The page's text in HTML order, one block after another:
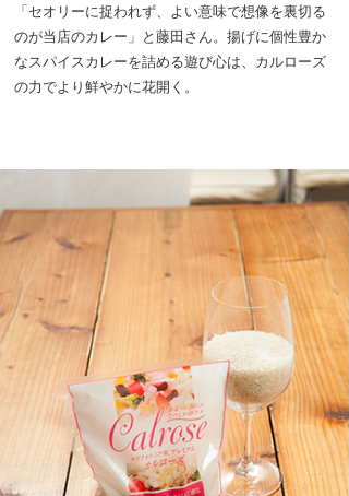
「セオリーに捉われず、よい意味で想像を裏切る
のが当店のカレー」と藤田さん。揚げに個性豊か
なスパイスカレーを詰める遊び心は、カルローズ
の力でより鮮やかに花開く。